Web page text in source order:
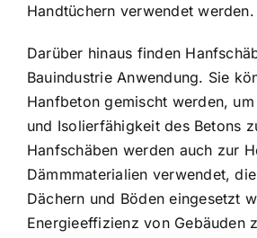
Handtüchern verwendet werden.
Darüber hinaus finden
Bauindustrie Anwendung. Sie
Hanfbeton gemischt werden,
und Isolierfähigkeit des Betons
Hanfschäben werden auch zur
Dämmmaterialien verwendet,
Dächern und Böden eingesetzt
Energieeffizienz von Gebäuden